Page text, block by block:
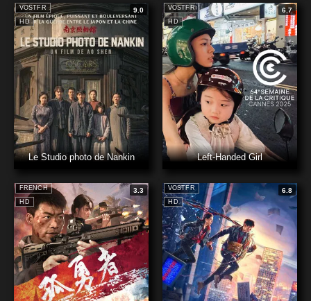
HD
VOSTFR 9.0
Le Studio photo de Nankin
HD
VOSTFR 6.7
Left-Handed Girl
HD
FRENCH 3.3
HD
VOSTFR 6.8